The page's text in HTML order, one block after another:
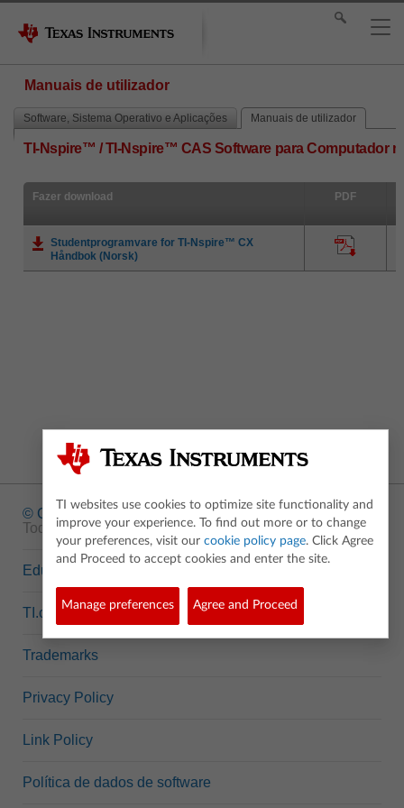
Manuais de utilizador
Software, Sistema Operativo e Aplicações Manuais de utilizador
TI-Nspire™ / TI-Nspire™ CAS Software para Computador
Fazer download PDF
Studentprogramvare for TI-Nspire™ CX
Håndbok (Norsk)
© Copyright1995-2026 Texas Instruments Incorporated.
Todos os direitos reservados.
Education.TI.com
TI.com
Trademarks
Privacy Policy
Link Policy
Política de dados de software
TI websites use cookies to optimize site functionality and
improve your experience. To find out more or to change
your preferences, visit our cookie policy page. Click Agree
and Proceed to accept cookies and enter the site.
Manage preferences Agree and Proceed